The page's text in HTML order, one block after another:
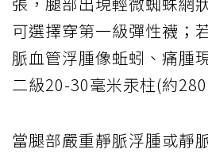
可選擇穿第一級彈性襪；
脈血管浮腫像蚯蚓、痛腫
二級20-30毫米汞柱(約
當腿部嚴重靜脈浮腫或靜